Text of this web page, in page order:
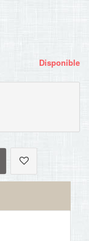
Disponible